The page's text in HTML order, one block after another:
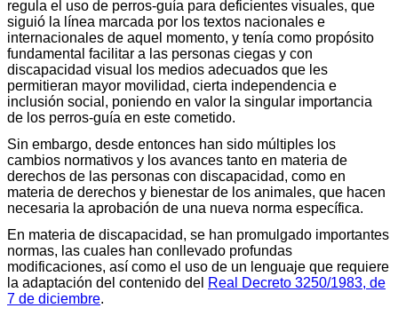
regula el uso de perros-guía para deficientes visuales, que
siguió la línea marcada por los textos nacionales e
internacionales de aquel momento, y tenía como propósito
fundamental facilitar a las personas ciegas y con
discapacidad visual los medios adecuados que les
permitieran mayor movilidad, cierta independencia e
inclusión social, poniendo en valor la singular importancia
de los perros-guía en este cometido.
Sin embargo, desde entonces han sido múltiples los
cambios normativos y los avances tanto en materia de
derechos de las personas con discapacidad, como en
materia de derechos y bienestar de los animales, que hacen
necesaria la aprobación de una nueva norma específica.
En materia de discapacidad, se han promulgado importantes
normas, las cuales han conllevado profundas
modificaciones, así como el uso de un lenguaje que requiere
la adaptación del contenido del Real Decreto 3250/1983, de
7 de diciembre.